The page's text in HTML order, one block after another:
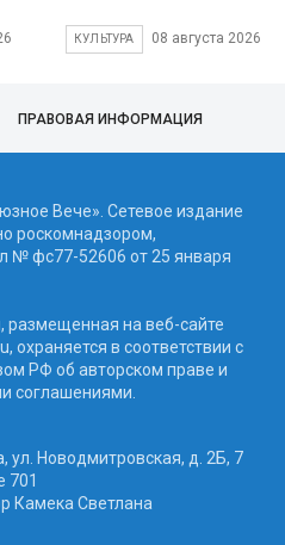
КУЛЬТУРА 08 августа 2026
ПРАВОВАЯ ИНФОРМАЦИЯ
Вече». Сетевое издание
роскомнадзором,
№ фc77-52606 от 25 января
размещенная на веб-сайте
охраняется в соответствии с
РФ об авторском праве и
соглашениями.
ул. Новодмитровская, д. 2Б, 7
701
Камека Светлана